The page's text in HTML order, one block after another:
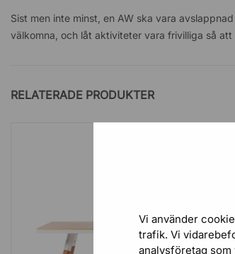
Vi använder
trafik. Vi
analysföretag
Sist men inte minst, en AW ska vara
välkomna, och låt aktiviteter vara frivilliga så
RELATERADE PRODUKTER